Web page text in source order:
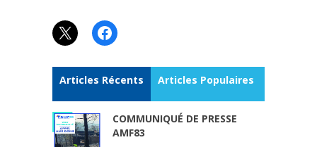
X Facebook
Articles Récents Articles Populaires
COMMUNIQUÉ DE PRESSE
AMF83